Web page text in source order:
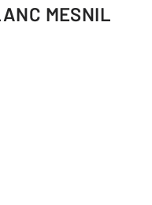
MESNIL